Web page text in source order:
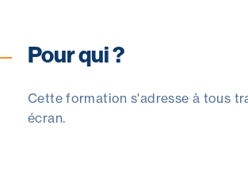
Pour qui ?
Cette formation s'adresse à tous
écran.